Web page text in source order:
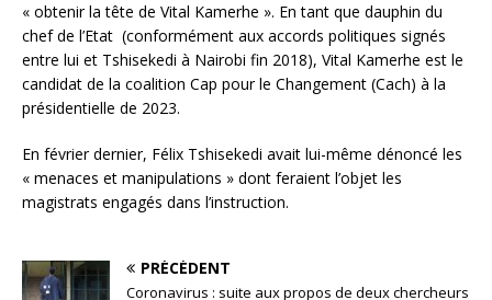
« obtenir la tête de Vital Kamerhe ». En tant que dauphin du
chef de l’Etat (conformément aux accords politiques signés
entre lui et Tshisekedi à Nairobi fin 2018), Vital Kamerhe est le
candidat de la coalition Cap pour le Changement (Cach) à la
présidentielle de 2023.
En février dernier, Félix Tshisekedi avait lui-même dénoncé les
« menaces et manipulations » dont feraient l’objet les
magistrats engagés dans l’instruction.
PRÉCÉDENT
Coronavirus : suite aux propos de deux chercheurs